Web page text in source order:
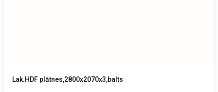
Lak.HDF plātnes,2800x2070x3,balts